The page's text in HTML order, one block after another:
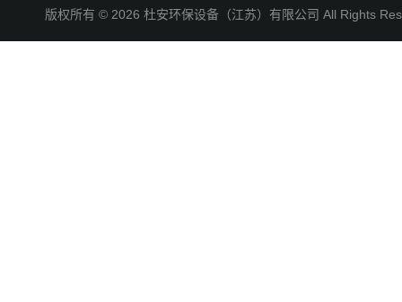
版权所有 © 2026 杜安环保设备（江苏）有限公司 All Rights